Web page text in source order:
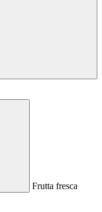
Frutta fresca